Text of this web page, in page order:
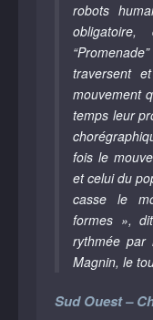
robots
traversent
mouvement
temps leur
fois le
et celui du
casse le
formes »,
rythmée par
Magnin, le
Sud Ouest –